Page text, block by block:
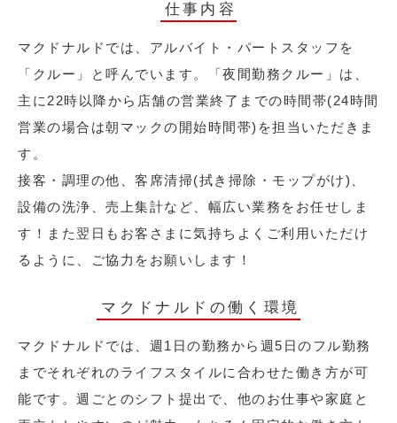
仕事内容
マクドナルドでは、アルバイト・パートスタッフを
「クルー」と呼んでいます。「夜間勤務クルー」は、
主に22時以降から店舗の営業終了までの時間帯(24時間
営業の場合は朝マックの開始時間帯)を担当いただきま
す。
接客・調理の他、客席清掃(拭き掃除・モップがけ)、
設備の洗浄、売上集計など、幅広い業務をお任せしま
す！また翌日もお客さまに気持ちよくご利用いただけ
るように、ご協力をお願いします！
マクドナルドの働く環境
マクドナルドでは、週1日の勤務から週5日のフル勤務
までそれぞれのライフスタイルに合わせた働き方が可
能です。週ごとのシフト提出で、他のお仕事や家庭と